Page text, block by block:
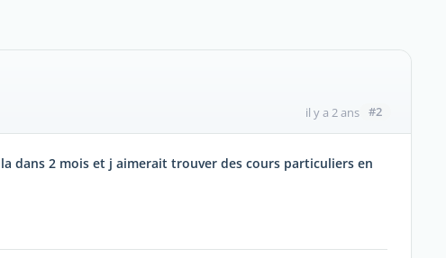
il y a 2 ans #2
dans 2 mois et j aimerait trouver des cours particuliers en